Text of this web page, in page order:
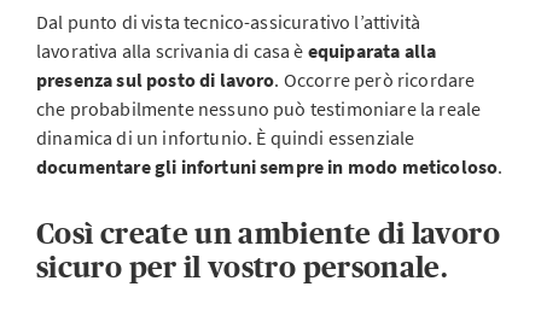
Dal punto di vista tecnico-assicurativo l’attività
lavorativa alla scrivania di casa è equiparata alla
presenza sul posto di lavoro. Occorre però ricordare
che probabilmente nessuno può testimoniare la reale
dinamica di un infortunio. È quindi essenziale
documentare gli infortuni sempre in modo meticoloso.
Così create un ambiente di lavoro
sicuro per il vostro personale.